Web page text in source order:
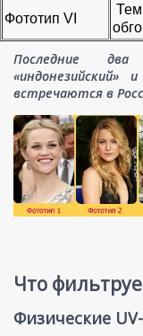
Фототип VI
Последние
«индонезийский»
встречаются в
Что
Физические